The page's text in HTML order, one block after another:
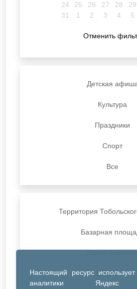
Настоящий ресурс
аналитики Яндекс
24
25 26 27 28 29
31
1 2 3 4 5
Отменить
Детская
Культура
Праздники
Спорт
Все
Территория
Базарная
ДК Синтез